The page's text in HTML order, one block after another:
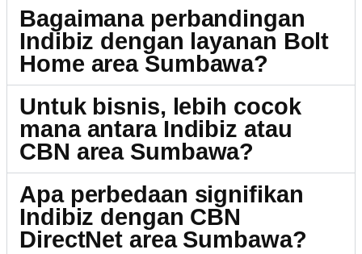
Bagaimana perbandingan
Indibiz dengan layanan Bolt
Home area Sumbawa?
Untuk bisnis, lebih cocok
mana antara Indibiz atau
CBN area Sumbawa?
Apa perbedaan signifikan
Indibiz dengan CBN
DirectNet area Sumbawa?